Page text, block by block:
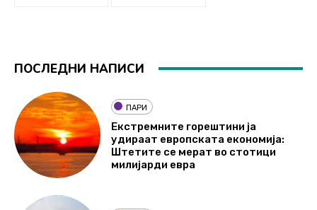
ПОСЛЕДНИ НАПИСИ
ПАРИ
Екстремните горештини ја
удираат европската економија:
Штетите се мерат во стотици
милијарди евра